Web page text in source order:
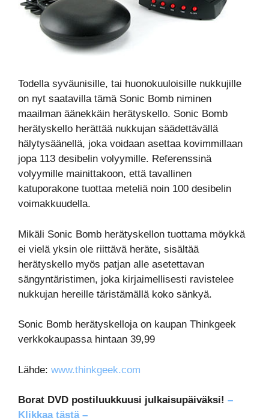
Todella syväunisille, tai huonokuuloisille nukkujille
on nyt saatavilla tämä Sonic Bomb niminen
maailman äänekkäin herätyskello. Sonic Bomb
herätyskello herättää nukkujan säädettävällä
hälytysäänellä, joka voidaan asettaa kovimmillaan
jopa 113 desibelin volyymille. Referenssinä
volyymille mainittakoon, että tavallinen
katuporakone tuottaa meteliä noin 100 desibelin
voimakkuudella.
Mikäli Sonic Bomb herätyskellon tuottama möykkä
ei vielä yksin ole riittävä heräte, sisältää
herätyskello myös patjan alle asetettavan
sängyntäristimen, joka kirjaimellisesti ravistelee
nukkujan hereille täristämällä koko sänkyä.
Sonic Bomb herätyskelloja on kaupan Thinkgeek
verkkokaupassa hintaan 39,99
Lähde: www.thinkgeek.com
Borat DVD postiluukkuusi julkaisupäiväksi! –
Klikkaa tästä –